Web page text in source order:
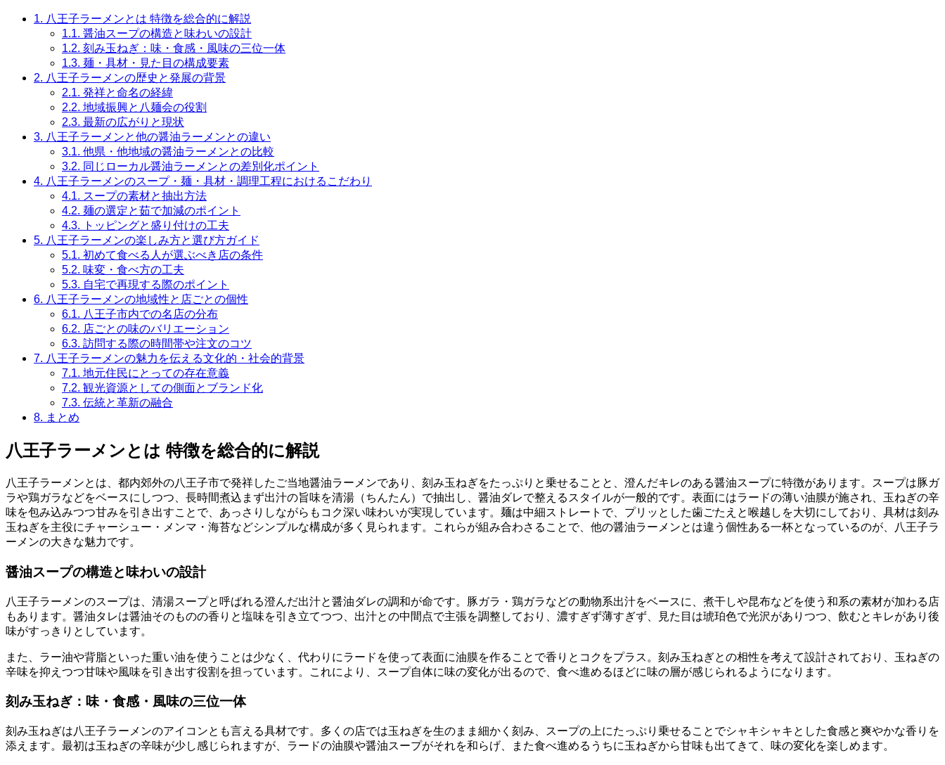
1. 八王子ラーメンとは 特徴を総合的に解説
1.1. 醤油スープの構造と味わいの設計
1.2. 刻み玉ねぎ：味・食感・風味の三位一体
1.3. 麺・具材・見た目の構成要素
2. 八王子ラーメンの歴史と発展の背景
2.1. 発祥と命名の経緯
2.2. 地域振興と八麺会の役割
2.3. 最新の広がりと現状
3. 八王子ラーメンと他の醤油ラーメンとの違い
3.1. 他県・他地域の醤油ラーメンとの比較
3.2. 同じローカル醤油ラーメンとの差別化ポイント
4. 八王子ラーメンのスープ・麺・具材・調理工程におけるこだわり
4.1. スープの素材と抽出方法
4.2. 麺の選定と茹で加減のポイント
4.3. トッピングと盛り付けの工夫
5. 八王子ラーメンの楽しみ方と選び方ガイド
5.1. 初めて食べる人が選ぶべき店の条件
5.2. 味変・食べ方の工夫
5.3. 自宅で再現する際のポイント
6. 八王子ラーメンの地域性と店ごとの個性
6.1. 八王子市内での名店の分布
6.2. 店ごとの味のバリエーション
6.3. 訪問する際の時間帯や注文のコツ
7. 八王子ラーメンの魅力を伝える文化的・社会的背景
7.1. 地元住民にとっての存在意義
7.2. 観光資源としての側面とブランド化
7.3. 伝統と革新の融合
8. まとめ
八王子ラーメンとは 特徴を総合的に解説
八王子ラーメンとは、都内郊外の八王子市で発祥したご当地醤油ラーメンであり、刻み玉ねぎをたっぷりと乗せることと、澄んだキレのある醤油スープに特徴があります。スープは豚ガ
ラや鶏ガラなどをベースにしつつ、長時間煮込まず出汁の旨味を清湯（ちんたん）で抽出し、醤油ダレで整えるスタイルが一般的です。表面にはラードの薄い油膜が施され、玉ねぎの辛
味を包み込みつつ甘みを引き出すことで、あっさりしながらもコク深い味わいが実現しています。麺は中細ストレートで、プリッとした歯ごたえと喉越しを大切にしており、具材は刻み
玉ねぎを主役にチャーシュー・メンマ・海苔などシンプルな構成が多く見られます。これらが組み合わさることで、他の醤油ラーメンとは違う個性ある一杯となっているのが、八王子ラ
ーメンの大きな魅力です。
醤油スープの構造と味わいの設計
八王子ラーメンのスープは、清湯スープと呼ばれる澄んだ出汁と醤油ダレの調和が命です。豚ガラ・鶏ガラなどの動物系出汁をベースに、煮干しや昆布などを使う和系の素材が加わる店
もあります。醤油タレは醤油そのものの香りと塩味を引き立てつつ、出汁との中間点で主張を調整しており、濃すぎず薄すぎず、見た目は琥珀色で光沢がありつつ、飲むとキレがあり後
味がすっきりとしています。
また、ラー油や背脂といった重い油を使うことは少なく、代わりにラードを使って表面に油膜を作ることで香りとコクをプラス。刻み玉ねぎとの相性を考えて設計されており、玉ねぎの
辛味を抑えつつ甘味や風味を引き出す役割を担っています。これにより、スープ自体に味の変化が出るので、食べ進めるほどに味の層が感じられるようになります。
刻み玉ねぎ：味・食感・風味の三位一体
刻み玉ねぎは八王子ラーメンのアイコンとも言える具材です。多くの店では玉ねぎを生のまま細かく刻み、スープの上にたっぷり乗せることでシャキシャキとした食感と爽やかな香りを
添えます。最初は玉ねぎの辛味が少し感じられますが、ラードの油膜や醤油スープがそれを和らげ、また食べ進めるうちに玉ねぎから甘味も出てきて、味の変化を楽しめます。